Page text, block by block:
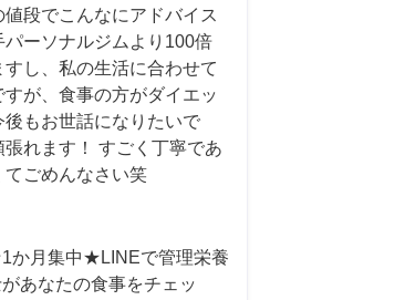
段でこんなにアドバイス
ーソナルジムより100倍
し、私の生活に合わせて
が、食事の方がダイエッ
後もお世話になりたいで
れます！ すごく丁寧であ
てごめんなさい笑
か月集中★LINEで管理栄養
あなたの食事をチェッ